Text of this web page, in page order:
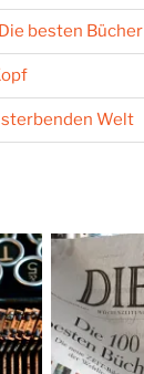
besten Bücher
Welt